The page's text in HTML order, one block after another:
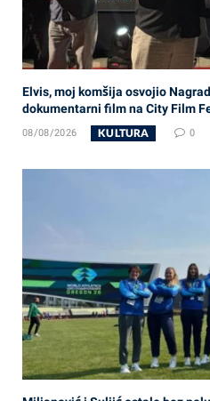
Elvis, moj komšija osvojio
dokumentarni film na City Film
08/08/2026 KULTURA 0